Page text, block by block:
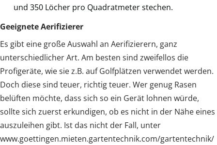
und 350 Löcher pro Quadratmeter stechen.
Geeignete Aerifizierer
Es gibt eine große Auswahl an Aerifizierern, ganz
unterschiedlicher Art. Am besten sind zweifellos die
Profigeräte, wie sie z.B. auf Golfplätzen verwendet werden.
Doch diese sind teuer, richtig teuer. Wer genug Rasen
belüften möchte, dass sich so ein Gerät lohnen würde,
sollte sich zuerst erkundigen, ob es nicht in der Nähe eines
auszuleihen gibt. Ist das nicht der Fall, unter
www.goettingen.mieten.gartentechnik.com/gartentechnik/